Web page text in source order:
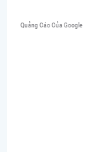
Quảng Cáo Của Google